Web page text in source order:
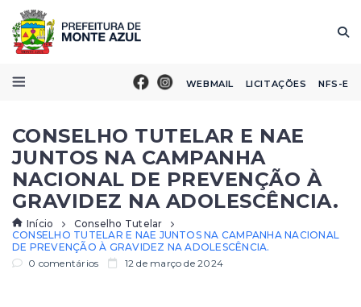
WEBMAIL LICITAÇÕES NFS-E
CONSELHO TUTELAR E NAE
JUNTOS NA CAMPANHA
NACIONAL DE PREVENÇÃO À
GRAVIDEZ NA ADOLESCÊNCIA.
Início
Conselho Tutelar
CONSELHO TUTELAR E NAE JUNTOS NA CAMPANHA NACIONAL
DE PREVENÇÃO À GRAVIDEZ NA ADOLESCÊNCIA.
0 comentários
12 de março de 2024